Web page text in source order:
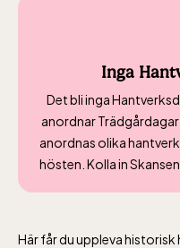
Inga
Det bli inga
anordnar
anordnas olika
hösten. Kolla in
Här får du uppleva